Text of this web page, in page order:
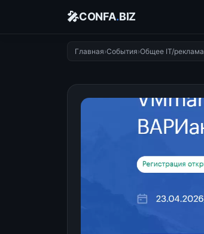
🎤CONFA.BIZ
Главная›События›Общее IT/реклама